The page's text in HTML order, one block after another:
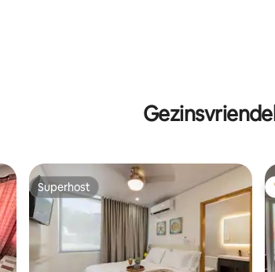
Superhost
Superhost